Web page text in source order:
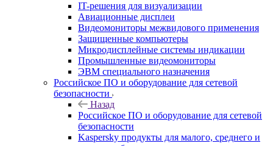
IT-решения для визуализации
Авиационные дисплеи
Видеомониторы межвидового применения
Защищенные компьютеры
Микродисплейные системы индикации
Промышленные видеомониторы
ЭВМ специального назначения
Российское ПО и оборудование для сетевой
безопасности
Назад
Российское ПО и оборудование для сетевой
безопасности
Kaspersky продукты для малого, среднего и